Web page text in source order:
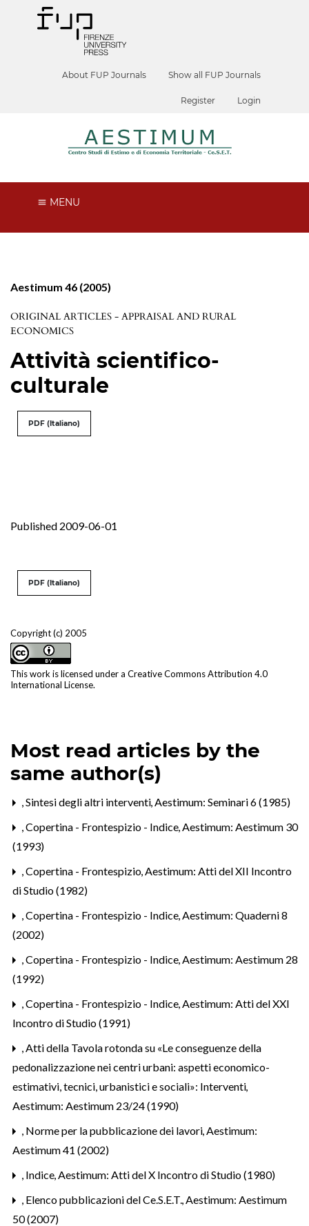
About FUP Journals Show all FUP Journals
Register Login
MENU
Aestimum 46 (2005)
ORIGINAL ARTICLES - APPRAISAL AND RURAL
ECONOMICS
Attività scientifico-
culturale
PDF (Italiano)
Published 2009-06-01
Copyright (c) 2005
This work is licensed under a Creative Commons Attribution 4.0
International License.
PDF (Italiano)
Most read articles by the
same author(s)
,Sintesi degli altri interventi,Aestimum: Seminari 6 (1985)
,Copertina - Frontespizio - Indice,Aestimum: Aestimum 30
(1993)
,Copertina - Frontespizio,Aestimum: Atti del XII Incontro
di Studio (1982)
,Copertina - Frontespizio - Indice,Aestimum: Quaderni 8
(2002)
,Copertina - Frontespizio - Indice,Aestimum: Aestimum 28
(1992)
,Copertina - Frontespizio - Indice,Aestimum: Atti del XXI
Incontro di Studio (1991)
,Atti della Tavola rotonda su «Le conseguenze della
pedonalizzazione nei centri urbani: aspetti economico-
estimativi, tecnici, urbanistici e sociali»: Interventi,
Aestimum: Aestimum 23/24 (1990)
, Norme per la pubblicazione dei lavori,Aestimum:
Aestimum 41 (2002)
, Indice,Aestimum: Atti del X Incontro di Studio (1980)
, Elenco pubblicazioni del Ce.S.E.T.,Aestimum: Aestimum
50 (2007)